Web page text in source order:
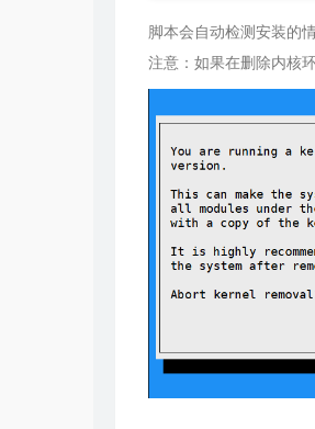
脚本会自动检测安装的
注意：如果在删除内核